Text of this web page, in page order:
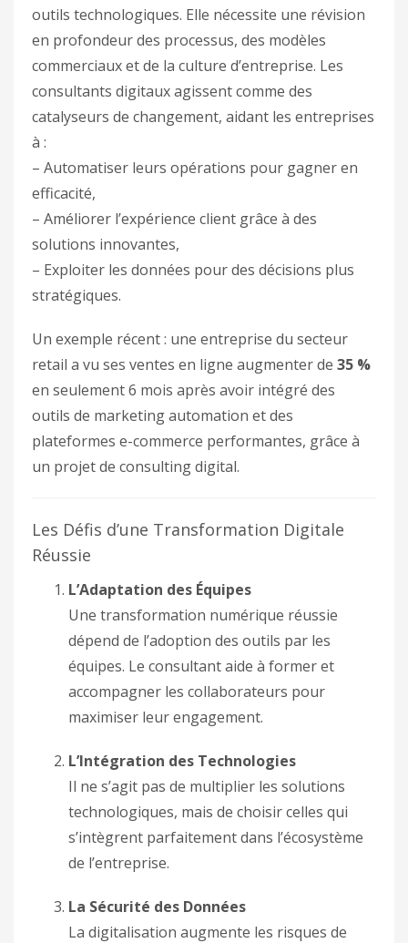
outils technologiques. Elle nécessite une révision
en profondeur des processus, des modèles
commerciaux et de la culture d’entreprise. Les
consultants digitaux agissent comme des
catalyseurs de changement, aidant les entreprises
à :
– Automatiser leurs opérations pour gagner en
efficacité,
– Améliorer l’expérience client grâce à des
solutions innovantes,
– Exploiter les données pour des décisions plus
stratégiques.
Un exemple récent : une entreprise du secteur
retail a vu ses ventes en ligne augmenter de 35 %
en seulement 6 mois après avoir intégré des
outils de marketing automation et des
plateformes e-commerce performantes, grâce à
un projet de consulting digital.
Les Défis d’une Transformation Digitale
Réussie
L’Adaptation des Équipes
Une transformation numérique réussie
dépend de l’adoption des outils par les
équipes. Le consultant aide à former et
accompagner les collaborateurs pour
maximiser leur engagement.
L’Intégration des Technologies
Il ne s’agit pas de multiplier les solutions
technologiques, mais de choisir celles qui
s’intègrent parfaitement dans l’écosystème
de l’entreprise.
La Sécurité des Données
La digitalisation augmente les risques de